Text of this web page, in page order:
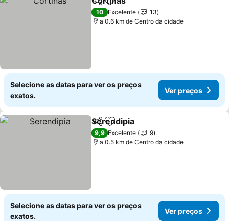
PartilharAdicionar aos favoritos
10 Excelente
13
a 0.6 km de Centro da cidade
Selecione as datas para ver os preços
exatos.
Ver preços
PartilharAdicionar aos favoritos
Serendipia
9,9 Excelente
9
a 0.5 km de Centro da cidade
Selecione as datas para ver os preços
exatos.
Ver preços